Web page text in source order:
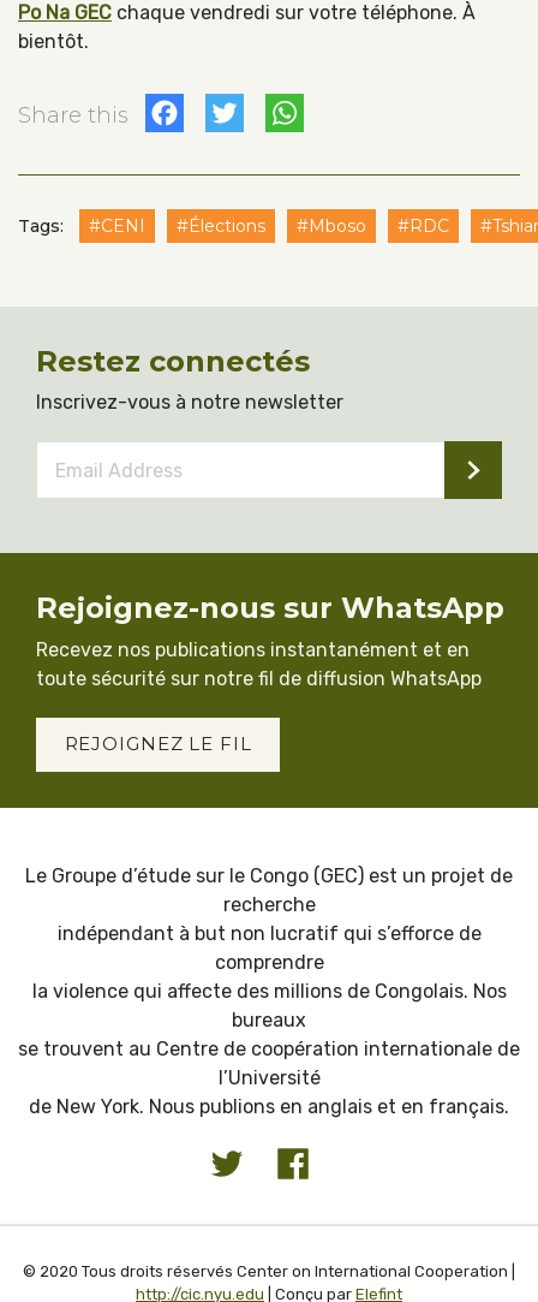
Po Na GEC chaque vendredi sur votre téléphone. À
bientôt.
Share this Facebook
Twitter
Tags: #CENI #Élections #Mboso #RDC
Restez connectés
Inscrivez-vous à notre newsletter
Address *
Rejoignez-nous sur WhatsApp
Recevez nos publications instantanément et en
toute sécurité sur notre fil de diffusion WhatsApp
REJOIGNEZ LE FIL
Le Groupe d’étude sur le Congo (GEC) est un projet de
recherche
indépendant à but non lucratif qui s’efforce de
comprendre
la violence qui affecte des millions de Congolais. Nos
bureaux
se trouvent au Centre de coopération internationale de
l’Université
de New York. Nous publions en anglais et en français.
© 2020 Tous droits réservés Center on International Cooperation |
http://cic.nyu.edu | Conçu par Elefint